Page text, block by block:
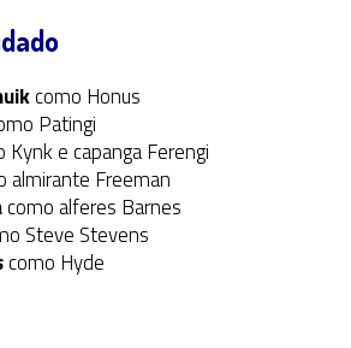
como Honus
Patingi
e capanga Ferengi
almirante Freeman
como alferes Barnes
Steve Stevens
como Hyde